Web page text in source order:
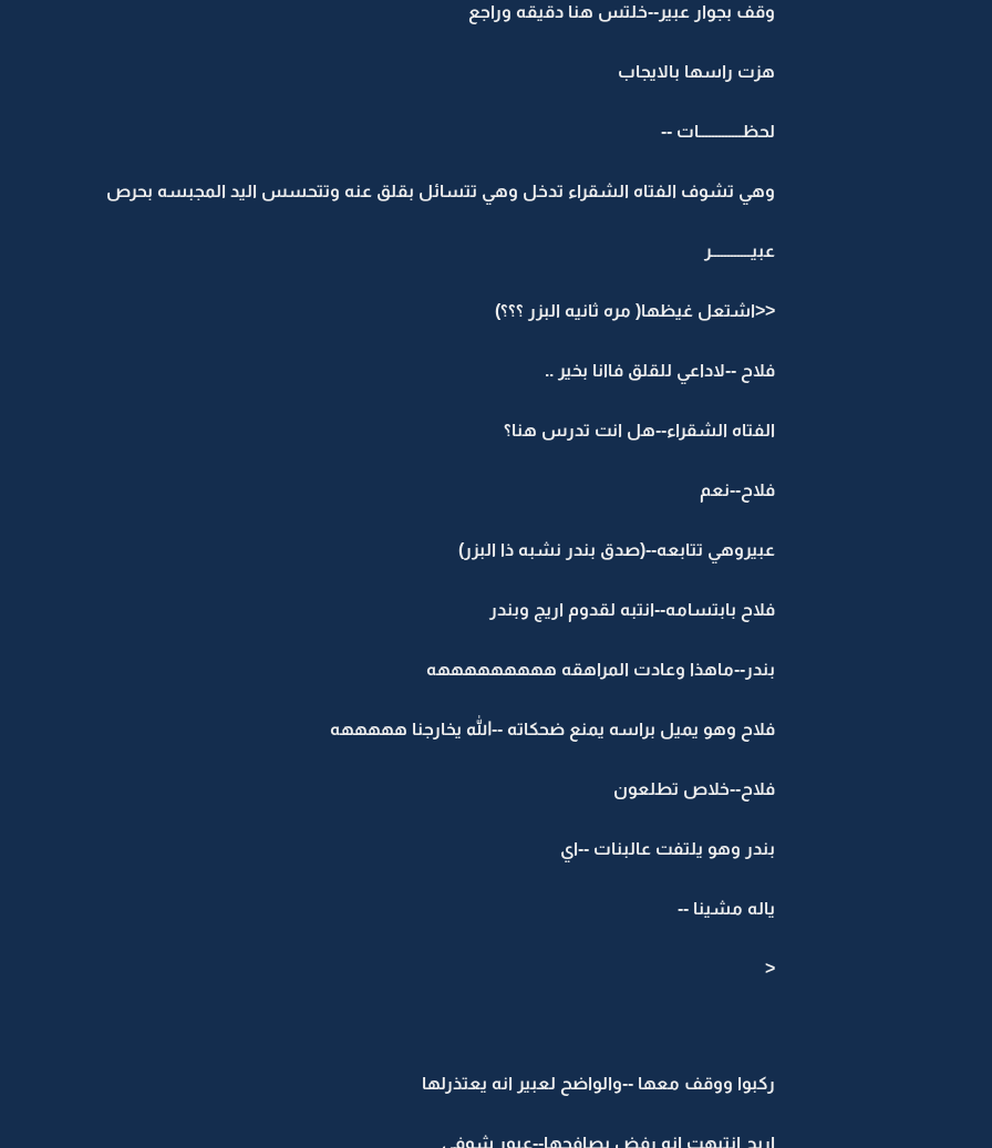
وقف بجوار عبير--خلتس هنا دقيقه وراجع
هزت راسها بالايجاب
لحظـــــــــــــات --
وهي تشوف الفتاه الشقراء تدخل وهي تتسائل بقلق عنه وتتحسس اليد المجبسه بحرص
عبيــــــــــــر
<<اشتعل غيظها( مره ثانيه البزر ؟؟؟)
فلاح --لاداعي للقلق فاانا بخير ..
الفتاه الشقراء--هل انت تدرس هنا؟
فلاح--نعم
عبيروهي تتابعه--(صدق بندر نشبه ذا البزر)
فلاح بابتسامه--انتبه لقدوم اريج وبندر
بندر--ماهذا وعادت المراهقه هههههههههه
فلاح وهو يميل براسه يمنع ضحكاته --الله يخارجنا هههههه
فلاح--خلاص تطلعون
بندر وهو يلتفت عالبنات --اي
ياله مشينا --
<
ركبوا ووقف معها --والواضح لعبير انه يعتذرلها
اريج انتبهت انه رفض يصافحها--عبور شوفي